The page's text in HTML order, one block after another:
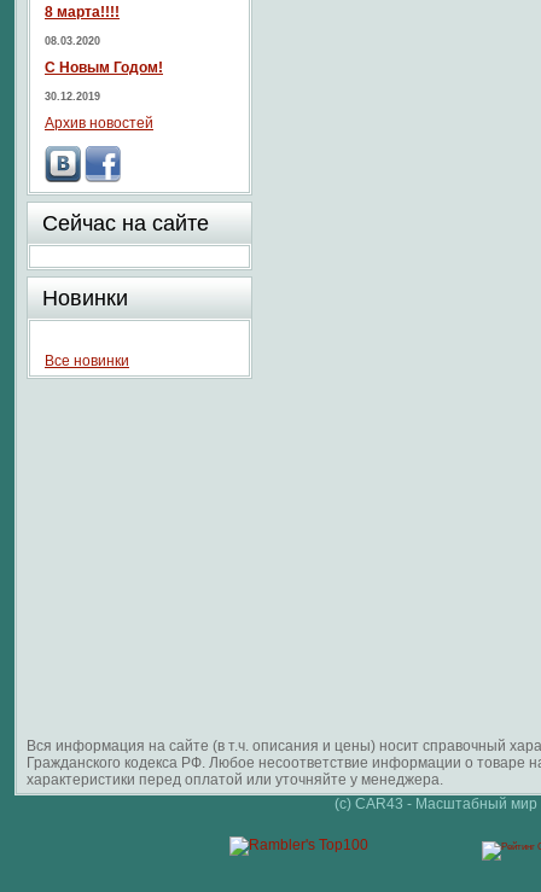
8 марта!!!!
08.03.2020
С Новым Годом!
30.12.2019
Архив новостей
Сейчас на сайте
Новинки
Все новинки
Вся информация на сайте (в т.ч. описания и цены) носит справочный
Гражданского кодекса РФ. Любое несоответствие информации о
характеристики перед оплатой или уточняйте у менеджера.
(c) CAR43 - Масштабный мир